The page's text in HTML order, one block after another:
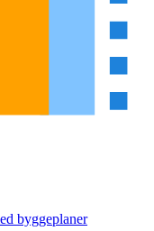
byggeplaner